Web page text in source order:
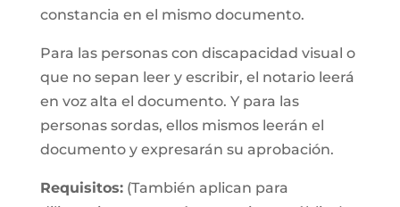
constancia en el mismo documento.
Para las personas con discapacidad visual o
que no sepan leer y escribir, el notario leerá
en voz alta el documento. Y para las
personas sordas, ellos mismos leerán el
documento y expresarán su aprobación.
Requisitos:(También aplican para